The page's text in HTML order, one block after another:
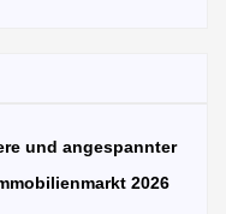
und angespannter
2026